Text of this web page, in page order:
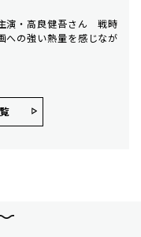
演・高良健吾さん 戦時
への強い熱量を感じなが